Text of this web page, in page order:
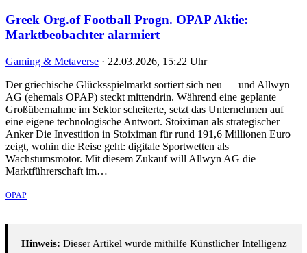
Greek Org.of Football Progn. OPAP Aktie:
Marktbeobachter alarmiert
Gaming & Metaverse · 22.03.2026, 15:22 Uhr
Der griechische Glücksspielmarkt sortiert sich neu — und Allwyn
AG (ehemals OPAP) steckt mittendrin. Während eine geplante
Großübernahme im Sektor scheiterte, setzt das Unternehmen auf
eine eigene technologische Antwort. Stoiximan als strategischer
Anker Die Investition in Stoiximan für rund 191,6 Millionen Euro
zeigt, wohin die Reise geht: digitale Sportwetten als
Wachstumsmotor. Mit diesem Zukauf will Allwyn AG die
Marktführerschaft im…
OPAP
Hinweis: Dieser Artikel wurde mithilfe Künstlicher Intelligenz